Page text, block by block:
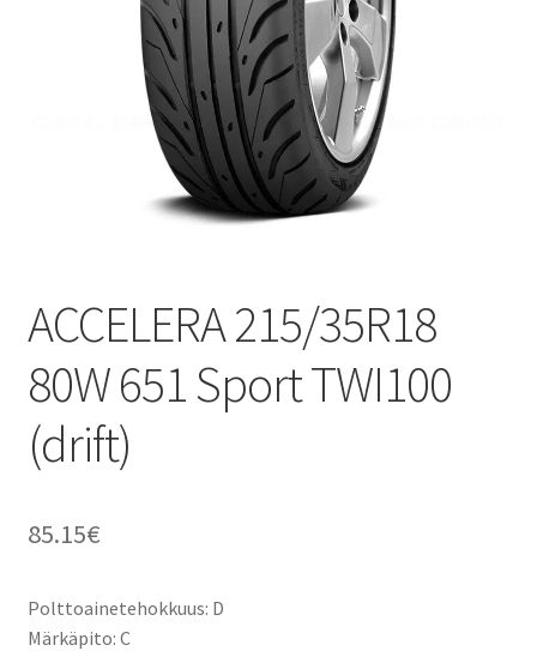
ACCELERA 215/35R18
80W 651 Sport TWI100
(drift)
85.15€
Polttoainetehokkuus: D
Märkäpito: C